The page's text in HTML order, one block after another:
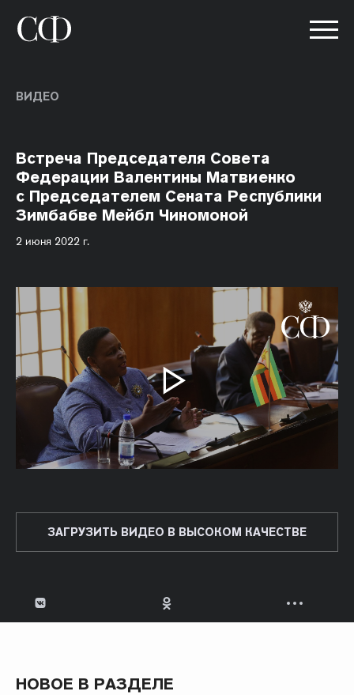
ВИДЕО
Встреча Председателя Совета
Федерации Валентины Матвиенко
с Председателем Сената Республики
Зимбабве Мейбл Чиномоной
2 июня 2022 г.
ЗАГРУЗИТЬ ВИДЕО В ВЫСОКОМ КАЧЕСТВЕ
НОВОЕ В РАЗДЕЛЕ